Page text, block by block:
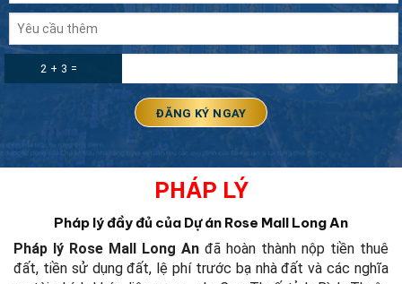
2 + 3 =
PHÁP LÝ
Pháp lý đầy đủ của Dự án Rose Mall Long An
Pháp lý Rose Mall Long An đã hoàn thành nộp tiền thuê
đất, tiền sử dụng đất, lệ phí trước bạ nhà đất và các nghĩa